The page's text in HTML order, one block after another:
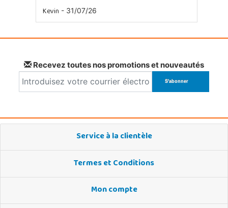
Kevin - 31/07/26
Recevez toutes nos promotions et nouveautés
Service à la clientèle
Termes et Conditions
Mon compte